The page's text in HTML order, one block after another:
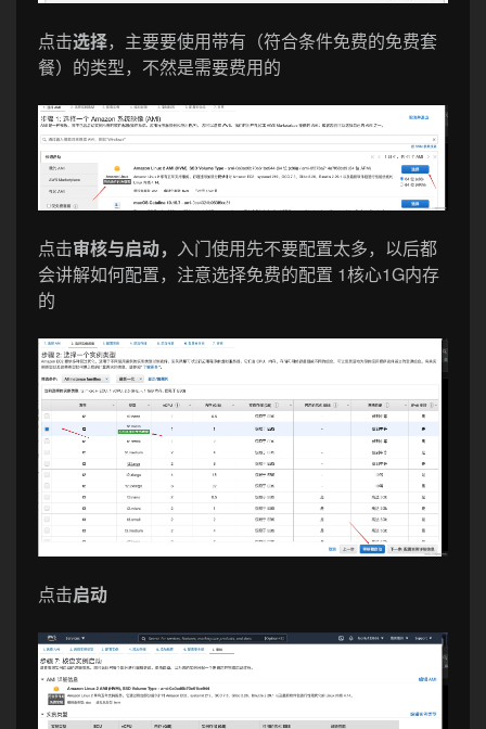
点击选择，主要要使用带有（符合条件免费的免费套
餐）的类型，不然是需要费用的
点击审核与启动， 入门使用先不要配置太多，以后都
会讲解如何配置，注意选择免费的配置 1核心1G内存
的
点击启动